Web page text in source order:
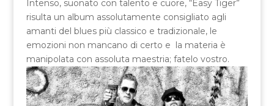
Intenso, suonato con talento e cuore, “Easy Tiger”
risulta un album assolutamente consigliato agli
amanti del blues più classico e tradizionale, le
emozioni non mancano di certo e la materia è
manipolata con assoluta maestria; fatelo vostro.